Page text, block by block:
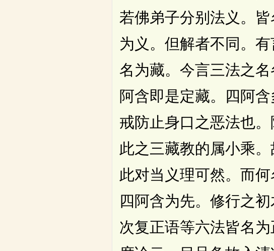
若佛弟子分别法义。
为义。但解者不同。
名为藏。今言三法之
阿含即是定藏。四阿
戒防止身口之恶法也
此之三藏教的属小乘
此对当义理可然。而
四阿含为先。修行之
次复正语等六法皆名